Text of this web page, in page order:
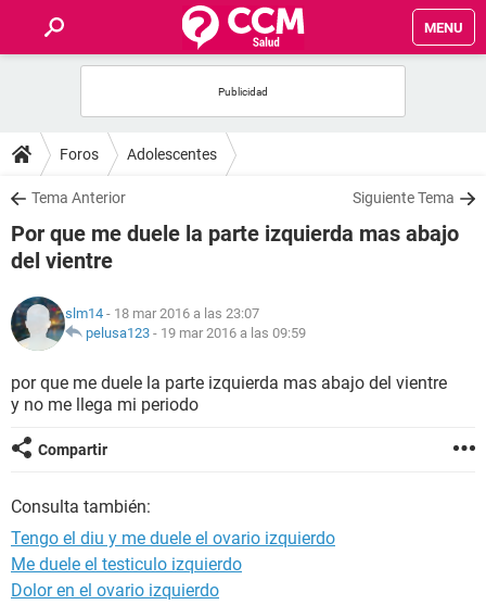
MENU
FOROS
SALUD
FAMILIA
NUTRICIÓN
SEXUALIDAD
Foros Adolescentes
Tema Anterior Siguiente Tema
Por que me duele la parte izquierda mas abajo
del vientre
slm14 - 18 mar 2016 a las 23:07
pelusa123 - 19 mar 2016 a las 09:59
por que me duele la parte izquierda mas abajo del vientre
y no me llega mi periodo
Compartir
Consulta también:
Tengo el diu y me duele el ovario izquierdo
Me duele el testiculo izquierdo
Dolor en el ovario izquierdo